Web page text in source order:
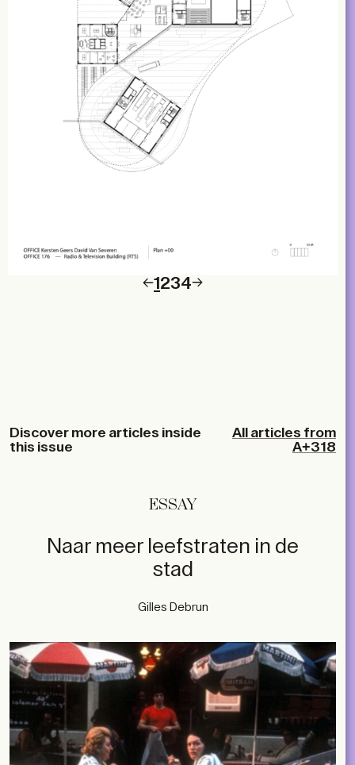
1 234
Discover more articles inside
this issue
All articles from
A+318
ESSAY
Naar meer leefstraten in de
stad
Gilles Debrun